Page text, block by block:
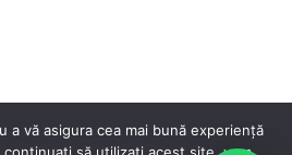
a vă asigura cea mai bună experiență